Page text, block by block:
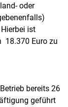
oder
ist
18.370 Euro zu
bereits 26
geführt